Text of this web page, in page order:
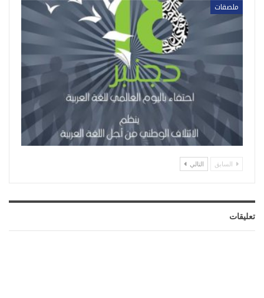
ملصقات
السابق التالي
تعليقات